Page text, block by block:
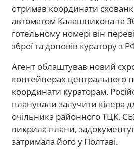
отримав координати
автоматом Калашникова та
готельному номері він
зброї та доповів куратору з
Агент облаштував новий
контейнерах центрального
координати кураторам.
планували залучити кілера
очільника районного ТЦК.
викрила плани,
затримала його у Полтаві.